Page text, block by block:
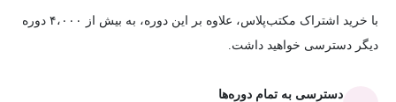
با خرید اشتراک مکتب‌پلاس، علاوه بر این دوره، به بیش از ۴،۰۰۰ دوره
دیگر دسترسی خواهید داشت.
دسترسی به تمام دوره‌ها